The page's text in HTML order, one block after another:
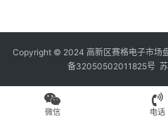
Copyright © 2024 高新区赛格电子市场
备32050502011825号
微信 电话